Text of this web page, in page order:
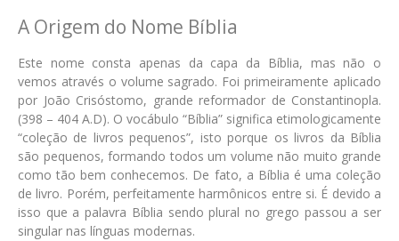
A Origem do Nome Bíblia
Este nome consta apenas da capa da Bíblia, mas não o
vemos através o volume sagrado. Foi primeiramente aplicado
por João Crisóstomo, grande reformador de Constantinopla.
(398 – 404 A.D). O vocábulo “Bíblia” significa etimologicamente
“coleção de livros pequenos”, isto porque os livros da Bíblia
são pequenos, formando todos um volume não muito grande
como tão bem conhecemos. De fato, a Bíblia é uma coleção
de livro. Porém, perfeitamente harmônicos entre si. É devido a
isso que a palavra Bíblia sendo plural no grego passou a ser
singular nas línguas modernas.